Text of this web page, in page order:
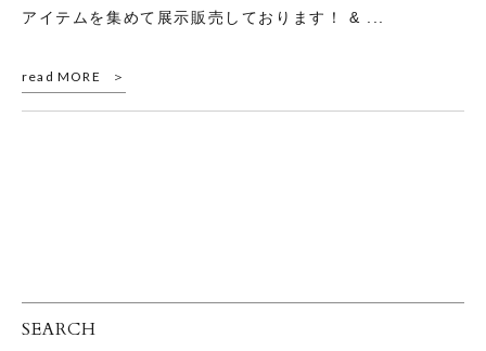
アイテムを集めて展示販売しております！ & ...
read MORE
SEARCH